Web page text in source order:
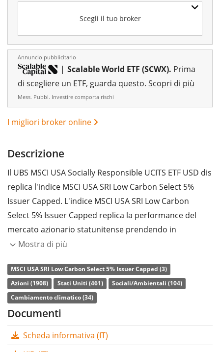
Scegli il tuo broker
Annuncio pubblicitario
| Scalable World ETF (SCWX). Prima
di scegliere un ETF, guarda questo. Scopri di più
Mess. Pubbl. Investire comporta rischi
I migliori broker online
Descrizione
Il UBS MSCI USA Socially Responsible UCITS ETF USD dis
replica l'indice MSCI USA SRI Low Carbon Select 5%
Issuer Capped. L'indice MSCI USA SRI Low Carbon
Select 5% Issuer Capped replica la performance del
mercato azionario statunitense prendendo in
considerazione solo le società con un elevato rating
competitor settoriali, al fine di assicurare l'inclusione
delle migliori società dal punto di vista ESG. Aziende
che generano una parte significativa dei propri ricavi
da attività non sostenibili sono escluse. Il peso di
ciascuna società deve essere al massimo pari al 5%.
Mostra di più
MSCI USA SRI Low Carbon Select 5% Issuer Capped (3)
Azioni (1908)
Stati Uniti (461)
Sociali/Ambientali (104)
Cambiamento climatico (34)
Documenti
Scheda informativa (IT)